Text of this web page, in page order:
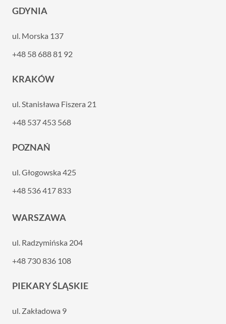
GDYNIA
ul. Morska 137
+48 58 688 81 92
KRAKÓW
ul. Stanisława Fiszera 21
+48 537 453 568
POZNAŃ
ul. Głogowska 425
+48 536 417 833
WARSZAWA
ul. Radzymińska 204
+48 730 836 108
PIEKARY ŚLĄSKIE
ul. Zakładowa 9